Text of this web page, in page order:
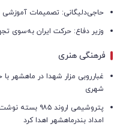
حاجی‌دلیگانی: تصمیمات آموزشی
وزیر دفاع: حرکت ایران به‌سوی
فرهنگی هنری
غبارروبی مزار شهدا در ماهشهر
شهری
پتروشیمی
امداد بندرماهشهر اهدا کرد